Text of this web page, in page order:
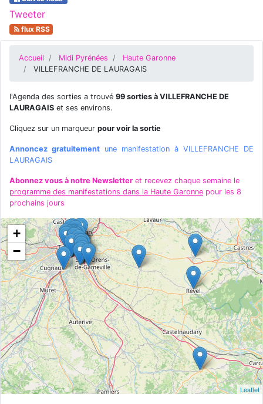
Tweeter
flux RSS
Accueil Midi Pyrénées
Haute Garonne
VILLEFRANCHE DE LAURAGAIS
l'Agenda des sorties a trouvé 99 sorties à VILLEFRANCHE DE
LAURAGAIS et ses environs.
Cliquez sur un marqueur pour voir la sortie
Annoncez gratuitement une manifestation à VILLEFRANCHE DE
LAURAGAIS
Abonnez vous à notre Newsletter et recevez chaque semaine le
programme des manifestations dans la Haute Garonne pour les 8
prochains jours
+
−
Leaflet